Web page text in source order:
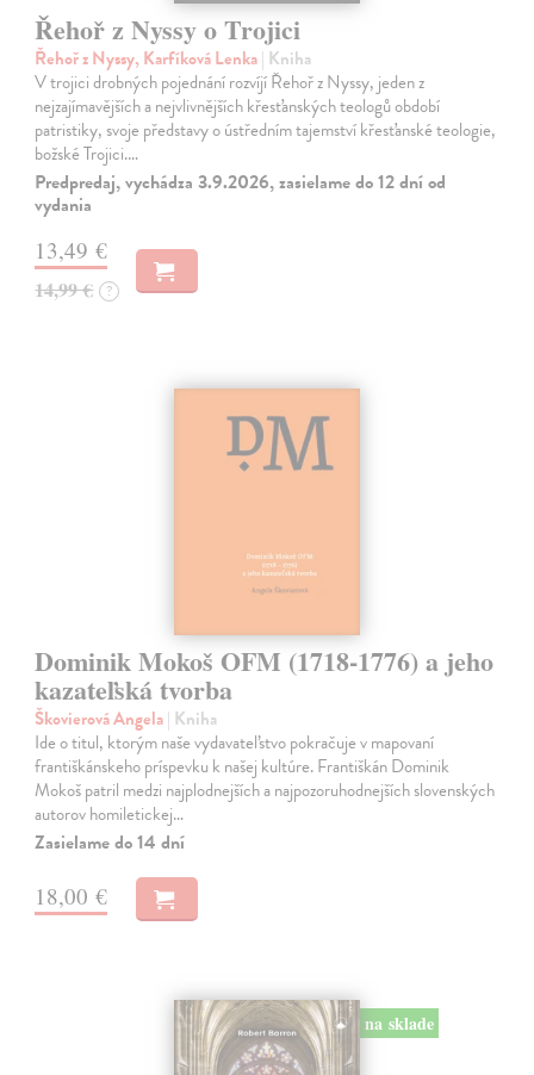
Řehoř z Nyssy o Trojici
Řehoř z Nyssy, Karfíková Lenka| Kniha
V trojici drobných pojednání rozvíjí Řehoř z Nyssy, jeden z
nejzajímavějších a nejvlivnějších křesťanských teologů období
patristiky, svoje představy o ústředním tajemství křesťanské teologie,
božské Trojici.…
Predpredaj, vychádza 3.9.2026, zasielame do 12 dní od
vydania
13,49 €
14,99 € ?
Dominik Mokoš OFM (1718-1776) a jeho
kazateľská tvorba
Škovierová Angela| Kniha
Ide o titul, ktorým naše vydavateľstvo pokračuje v mapovaní
františkánskeho príspevku k našej kultúre. Františkán Dominik
Mokoš patril medzi najplodnejších a najpozoruhodnejších slovenských
autorov homiletickej…
Zasielame do 14 dní
18,00 €
na sklade